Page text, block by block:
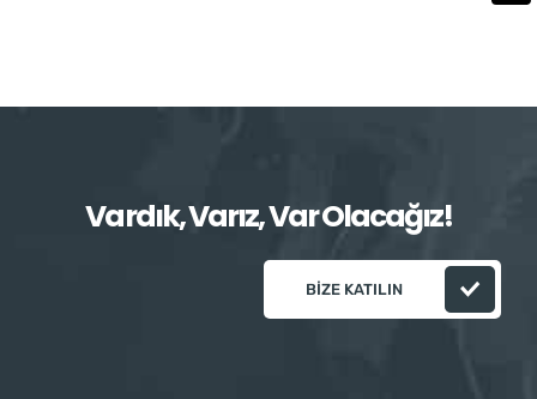
Vardık, Varız, Var Olacağız!
BIZE KATILIN